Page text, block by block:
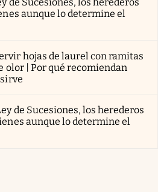
aunque lo determine el
hojas de laurel con ramitas
olor | Por qué recomiendan
de Sucesiones, los herederos
aunque lo determine el